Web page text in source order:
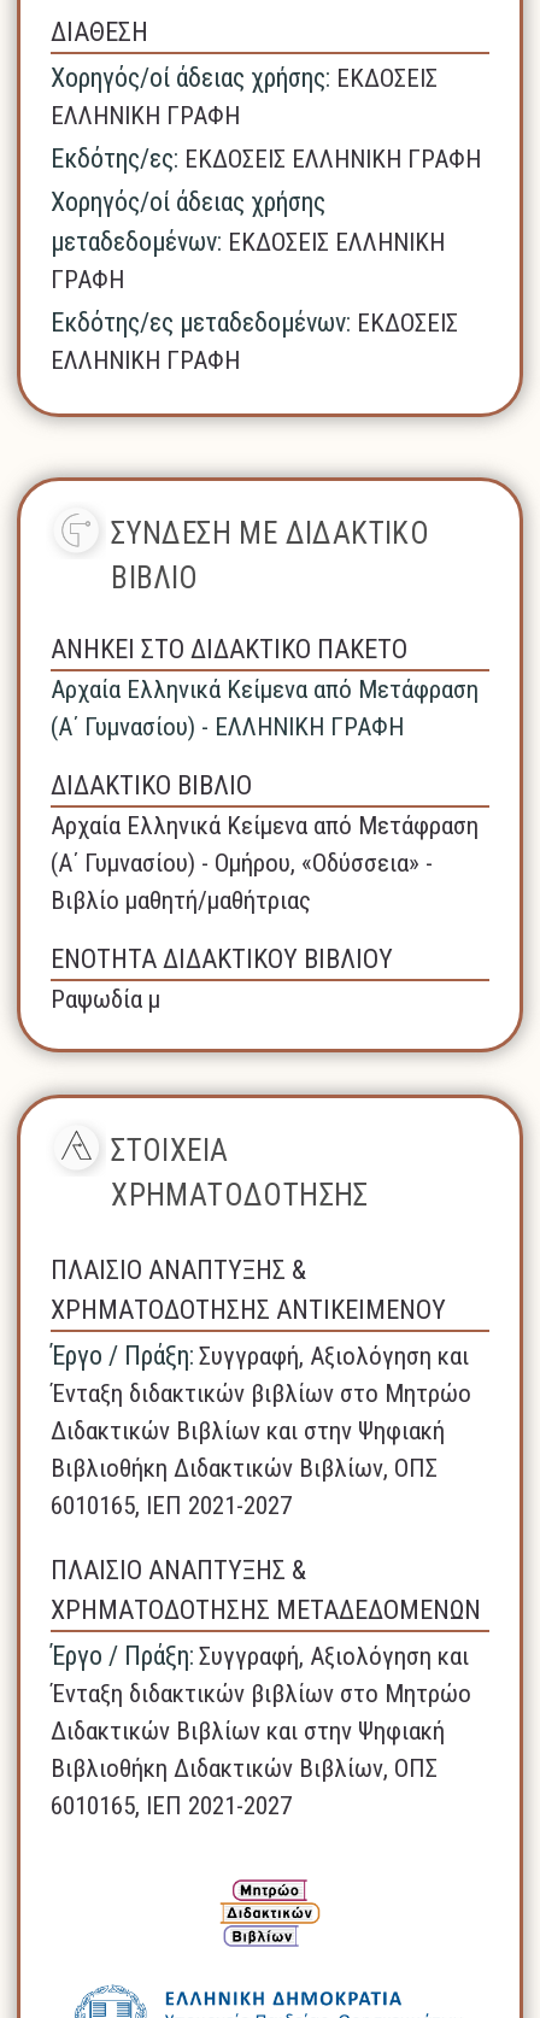
ΔΙΑΘΕΣΗ
Χορηγός/οί άδειας χρήσης: ΕΚΔΟΣΕΙΣ
ΕΛΛΗΝΙΚΗ ΓΡΑΦΗ
Εκδότης/ες: ΕΚΔΟΣΕΙΣ ΕΛΛΗΝΙΚΗ ΓΡΑΦΗ
Χορηγός/οί άδειας χρήσης
μεταδεδομένων: ΕΚΔΟΣΕΙΣ ΕΛΛΗΝΙΚΗ
ΓΡΑΦΗ
Εκδότης/ες μεταδεδομένων: ΕΚΔΟΣΕΙΣ
ΕΛΛΗΝΙΚΗ ΓΡΑΦΗ
ΣΥΝΔΕΣΗ ΜΕ ΔΙΔΑΚΤΙΚΟ
ΒΙΒΛΙΟ
ΑΝΗΚΕΙ ΣΤΟ ΔΙΔΑΚΤΙΚΟ ΠΑΚΕΤΟ
Αρχαία Ελληνικά Κείμενα από Μετάφραση
(Α΄ Γυμνασίου) - ΕΛΛΗΝΙΚΗ ΓΡΑΦΗ
ΔΙΔΑΚΤΙΚΟ ΒΙΒΛΙΟ
Αρχαία Ελληνικά Κείμενα από Μετάφραση
(Α΄ Γυμνασίου) - Ομήρου, «Οδύσσεια» -
Βιβλίο μαθητή/μαθήτριας
ΕΝΟΤΗΤΑ ΔΙΔΑΚΤΙΚΟΥ ΒΙΒΛΙΟΥ
Ραψωδία μ
ΣΤΟΙΧΕΙΑ
ΧΡΗΜΑΤΟΔΟΤΗΣΗΣ
ΠΛΑΙΣΙΟ ΑΝΑΠΤΥΞΗΣ &
ΧΡΗΜΑΤΟΔΟΤΗΣΗΣ ΑΝΤΙΚΕΙΜΕΝΟΥ
Έργο / Πράξη: Συγγραφή, Αξιολόγηση και
Ένταξη διδακτικών βιβλίων στο Μητρώο
Διδακτικών Βιβλίων και στην Ψηφιακή
Βιβλιοθήκη Διδακτικών Βιβλίων, ΟΠΣ
6010165, ΙΕΠ 2021-2027
ΠΛΑΙΣΙΟ ΑΝΑΠΤΥΞΗΣ &
ΧΡΗΜΑΤΟΔΟΤΗΣΗΣ ΜΕΤΑΔΕΔΟΜΕΝΩΝ
Έργο / Πράξη: Συγγραφή, Αξιολόγηση και
Ένταξη διδακτικών βιβλίων στο Μητρώο
Διδακτικών Βιβλίων και στην Ψηφιακή
Βιβλιοθήκη Διδακτικών Βιβλίων, ΟΠΣ
6010165, ΙΕΠ 2021-2027